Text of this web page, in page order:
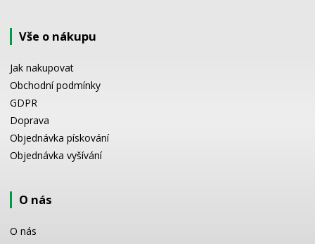
Vše o nákupu
Jak nakupovat
Obchodní podmínky
GDPR
Doprava
Objednávka pískování
Objednávka vyšívání
O nás
O nás